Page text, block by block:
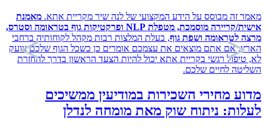
זה מבוסס על הידע המקצועי של לנה שיר מקריית אתא. מאמנת
אישית/קריירה מוסמכת, מטפלת NLP ופרקטיקות גוף בטראומה וסטרס,
לטראומה ושפת גוף, בעלת המלצות רבות מקהל לקוחותיה ברחבי
אם אתם מוצאים את עצמכם אומרים כן כשכל הגוף שלכם צועק
רגשי בקריית אתא יכול להיות הצעד הראשון בדרך להחזרת
לחיים שלכם.
מחירי השכירות במודיעין ממשיכים
ניתוח שוק מאת מומחה לנדלן